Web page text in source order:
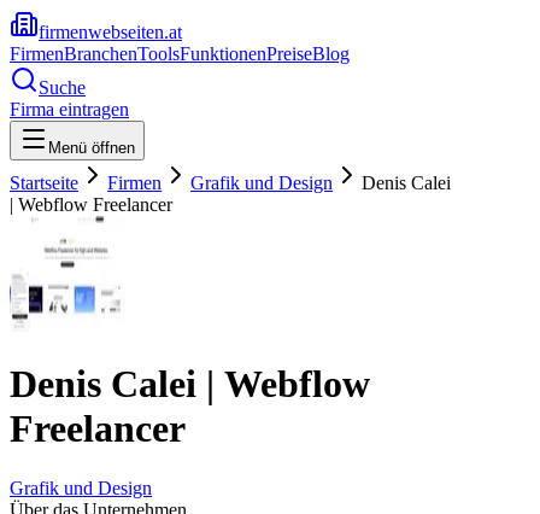
firmenwebseiten.at
FirmenBranchenToolsFunktionenPreiseBlog
Suche
Firma eintragen
Menü öffnen
Startseite Firmen Grafik und Design
Denis Calei
| Webflow Freelancer
Denis Calei | Webflow
Freelancer
Grafik und Design
Über das Unternehmen